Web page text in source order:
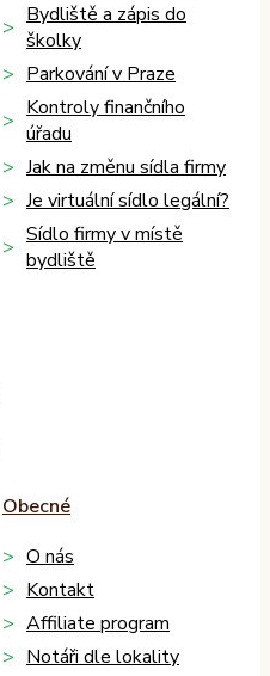
Bydliště a zápis do
školky
Parkování v Praze
Kontroly finančního
úřadu
Jak na změnu sídla firmy
Je virtuální sídlo legální?
Sídlo firmy v místě
bydliště
Obecné
O nás
Kontakt
Affiliate program
Notáři dle lokality